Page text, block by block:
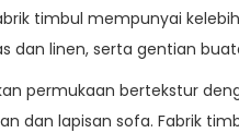
timbul mempunyai
dan linen, serta gentian
permukaan bertekstur
dan lapisan sofa. Fabrik